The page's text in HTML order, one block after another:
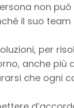
non
il suo
per
anche più
che ogni